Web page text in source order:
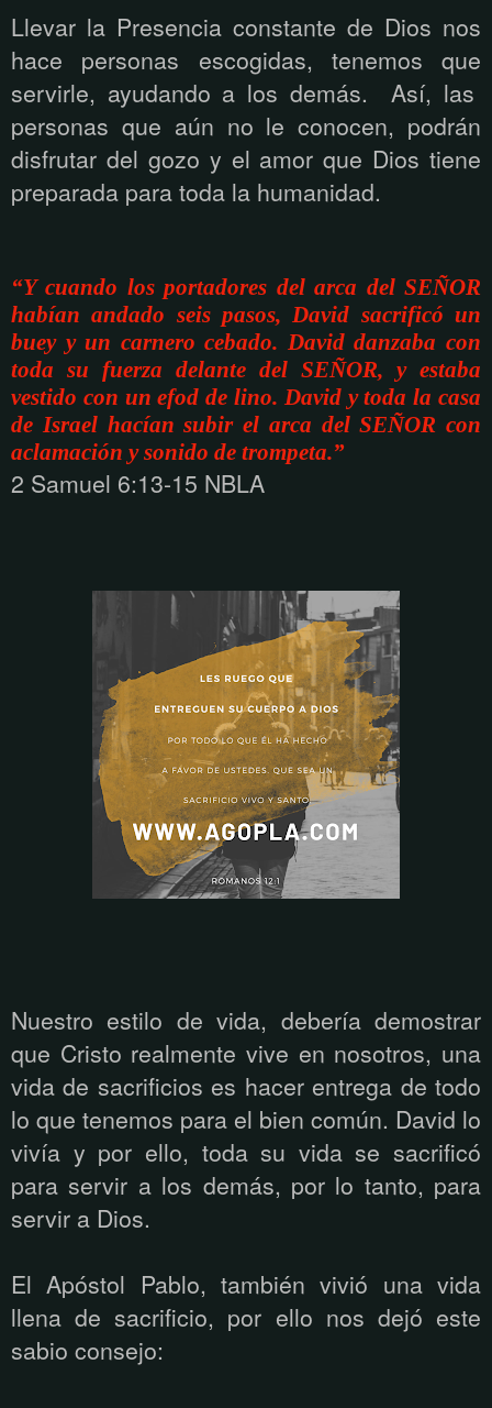
Llevar la Presencia constante de Dios nos
hace personas escogidas, tenemos que
servirle, ayudando a los demás. Así, las
personas que aún no le conocen, podrán
disfrutar del gozo y el amor que Dios tiene
preparada para toda la humanidad.
“Y cuando los portadores del arca del SEÑOR
habían andado seis pasos, David sacrificó un
buey y un carnero cebado. David danzaba con
toda su fuerza delante del SEÑOR, y estaba
vestido con un efod de lino. David y toda la casa
de Israel hacían subir el arca del SEÑOR con
aclamación y sonido de trompeta.”
2 Samuel 6:13-15 NBLA
Nuestro estilo de vida, debería demostrar
que Cristo realmente vive en nosotros, una
vida de sacrificios es hacer entrega de todo
lo que tenemos para el bien común. David lo
vivía y por ello, toda su vida se sacrificó
para servir a los demás, por lo tanto, para
servir a Dios.
El Apóstol Pablo, también vivió una vida
llena de sacrificio, por ello nos dejó este
sabio consejo: